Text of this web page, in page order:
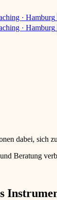
dabei, sich
Beratung